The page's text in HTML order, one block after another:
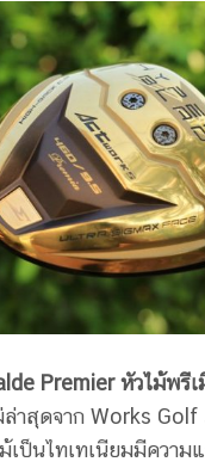
Premier หัวไม้พรีเ
าสุดจาก Works
ป็นไทเทเนียมมีความแ